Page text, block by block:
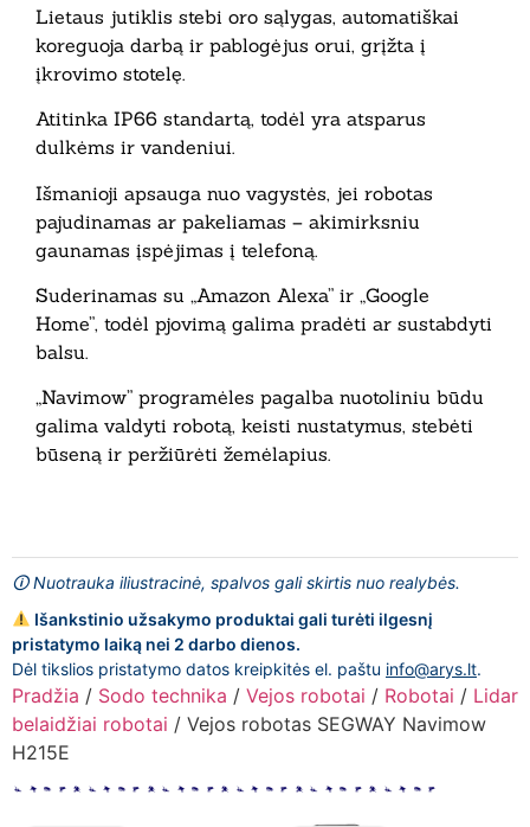
Lietaus jutiklis stebi oro sąlygas, automatiškai
koreguoja darbą ir pablogėjus orui, grįžta į
įkrovimo stotelę.
Atitinka IP66 standartą, todėl yra atsparus
dulkėms ir vandeniui.
Išmanioji apsauga nuo vagystės, jei robotas
pajudinamas ar pakeliamas – akimirksniu
gaunamas įspėjimas į telefoną.
Suderinamas su „Amazon Alexa” ir „Google
Home”, todėl pjovimą galima pradėti ar sustabdyti
balsu.
„Navimow” programėles pagalba nuotoliniu būdu
galima valdyti robotą, keisti nustatymus, stebėti
būseną ir peržiūrėti žemėlapius.
🛈 Nuotrauka iliustracinė, spalvos gali skirtis nuo realybės.
Išankstinio užsakymo produktai gali turėti ilgesnį
pristatymo laiką nei 2 darbo dienos.
Dėl tikslios pristatymo datos kreipkitės el. paštu info@arys.lt.
Pradžia / Sodo technika / Vejos robotai / Robotai / Lidar
belaidžiai robotai / Vejos robotas SEGWAY Navimow
H215E